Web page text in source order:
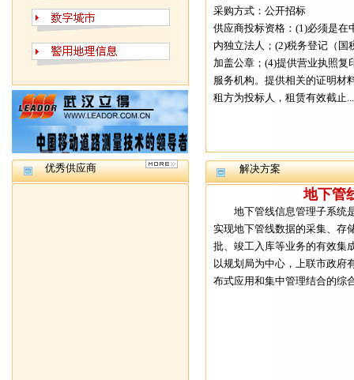
优秀供应商
采购方式：公开招标
供应商投标资格：(1)必须是在
内独立法人；(2)税务登记（
加盖公章；(4)提供营业执照
服务机构。提供相关的证明材
租方为投标人，租赁有效截止
解决方案
地下管
地下管线信息管理子系统是
实现地下管线数据的采集、存
批、竣工入库等业务的有效集
以规划局为中心，上联市政府
布式应用和集中管理结合的综